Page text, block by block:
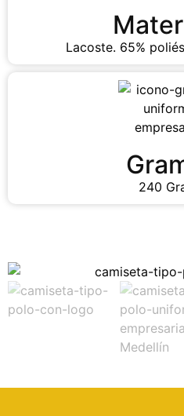
Lacoste. 65%
240